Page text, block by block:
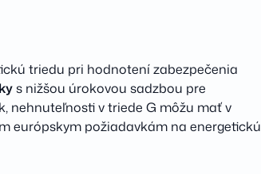
triedu pri hodnotení zabezpečenia
s nižšou úrokovou sadzbou pre
nehnuteľnosti v triede G môžu mať v
európskym požiadavkám na energetickú